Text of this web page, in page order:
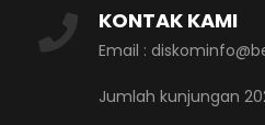
KONTAK KAMI
Email :
Jumlah kunjungan